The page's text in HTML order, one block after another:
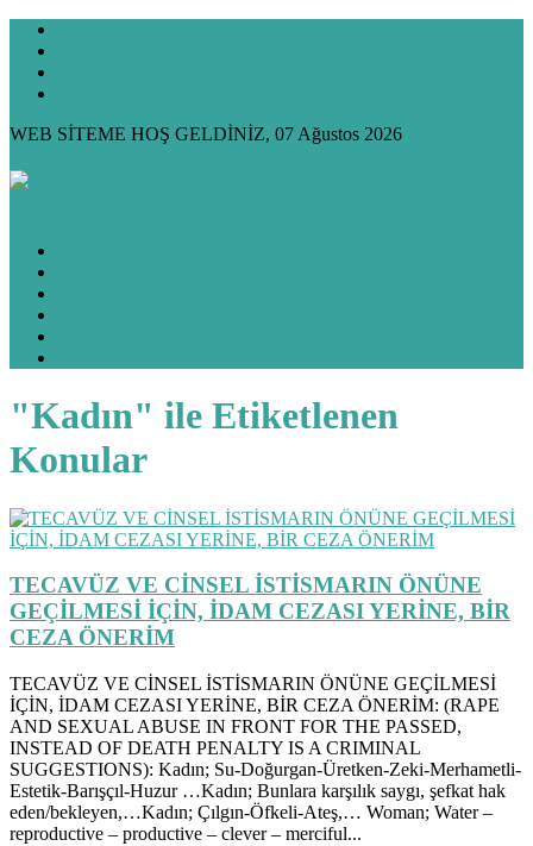
WEB SİTEME HOŞ GELDİNİZ, 07 Ağustos 2026
"Kadın" ile Etiketlenen
Konular
TECAVÜZ VE CİNSEL İSTİSMARIN ÖNÜNE
GEÇİLMESİ İÇİN, İDAM CEZASI YERİNE, BİR
CEZA ÖNERİM
TECAVÜZ VE CİNSEL İSTİSMARIN ÖNÜNE GEÇİLMESİ
İÇİN, İDAM CEZASI YERİNE, BİR CEZA ÖNERİM: (RAPE
AND SEXUAL ABUSE IN FRONT FOR THE PASSED,
INSTEAD OF DEATH PENALTY IS A CRIMINAL
SUGGESTIONS): Kadın; Su-Doğurgan-Üretken-Zeki-Merhametli-
Estetik-Barışçıl-Huzur …Kadın; Bunlara karşılık saygı, şefkat hak
eden/bekleyen,…Kadın; Çılgın-Öfkeli-Ateş,… Woman; Water –
reproductive – productive – clever – merciful...